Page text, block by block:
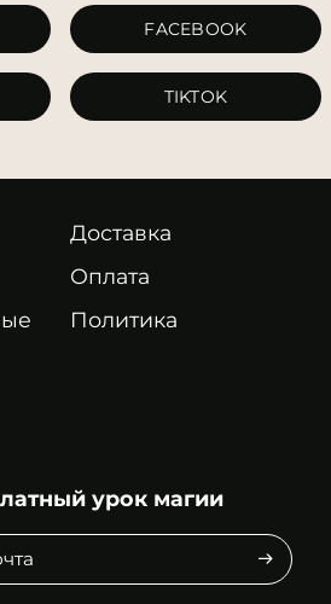
FACEBOOK
TIKTOK
Доставка
Оплата
Политика
урок магии